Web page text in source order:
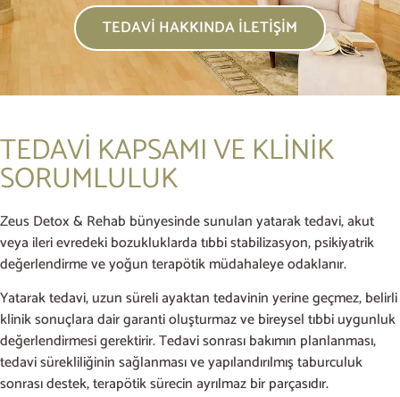
TEDAVI HAKKINDA İLETIŞIM
TEDAVİ KAPSAMI VE KLİNİK
SORUMLULUK
Zeus Detox & Rehab bünyesinde sunulan yatarak tedavi, akut
veya ileri evredeki bozukluklarda tıbbi stabilizasyon, psikiyatrik
değerlendirme ve yoğun terapötik müdahaleye odaklanır.
Yatarak tedavi, uzun süreli ayaktan tedavinin yerine geçmez, belirli
klinik sonuçlara dair garanti oluşturmaz ve bireysel tıbbi uygunluk
değerlendirmesi gerektirir. Tedavi sonrası bakımın planlanması,
tedavi sürekliliğinin sağlanması ve yapılandırılmış taburculuk
sonrası destek, terapötik sürecin ayrılmaz bir parçasıdır.